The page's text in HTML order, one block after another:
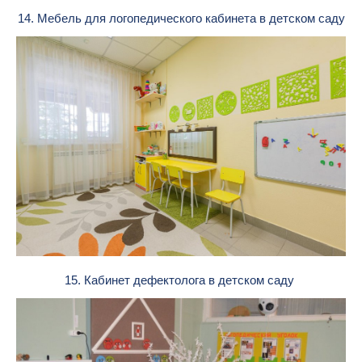
14. Мебель для логопедического кабинета в детском саду
15. Кабинет дефектолога в детском саду